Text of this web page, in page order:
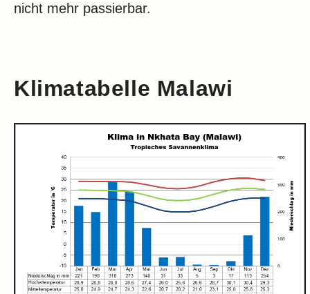
nicht mehr passierbar.
Klimatabelle Malawi